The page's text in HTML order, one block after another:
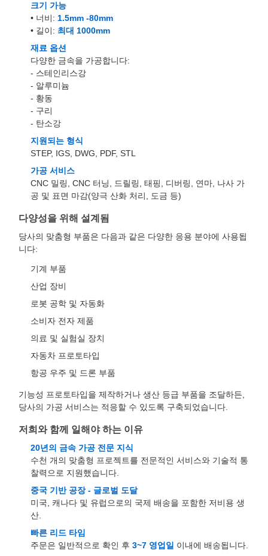
크기 가능
• 너비: 1.5mm -80mm
• 길이: 최대 1000mm
재료 옵션
다양한 금속을 가공합니다:
- 스테인리스강
- 알루미늄
- 황동
- 구리
- 탄소강
지원되는 형식
STEP, IGS, DWG, PDF, STL
가공 서비스
CNC 밀링, CNC 터닝, 드릴링, 태핑, 디버링, 연마, 나사 가
공 및 표면 마감(양극 산화 처리, 도금 등)
다양성을 위해 설계됨
당사의 맞춤형 부품은 다음과 같은 다양한 응용 분야에 사용됩
니다:
기계 부품
산업 장비
로봇 공학 및 자동화
소비자 전자 제품
의료 및 실험실 장치
자동차 프로토타입
항공 우주 및 드론 부품
기능성 프로토타입을 제작하거나 생산 등급 부품을 조달하든,
당사의 가공 서비스는 적응할 수 있도록 구축되었습니다.
저희와 함께 일해야 하는 이유
20년의 금속 가공 전문 지식
수천 개의 맞춤형 프로젝트를 전문적인 서비스와 기술적 통
찰력으로 지원했습니다.
중국 기반 공장 - 글로벌 도달
미국, 캐나다 및 유럽으로의 국제 배송을 포함한 저비용 생
산.
빠른 리드 타임
주문은 일반적으로 확인 후 3~7 영업일 이내에 배송됩니다.